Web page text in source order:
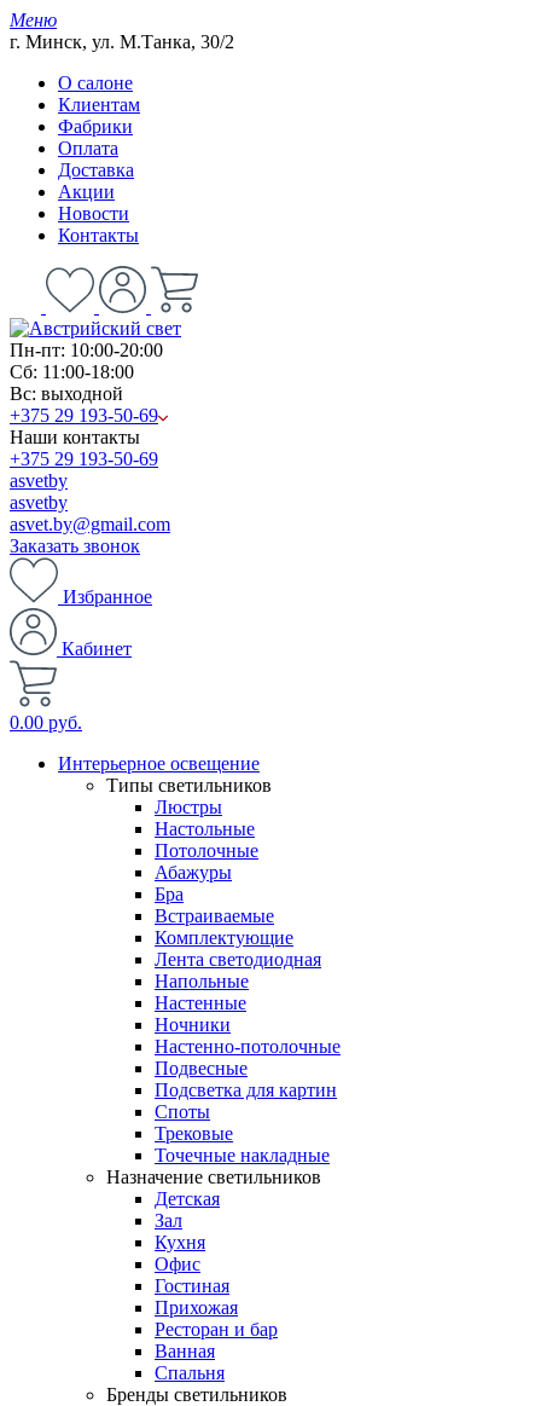
Меню
г. Минск, ул. М.Танка, 30/2
О салоне
Клиентам
Фабрики
Оплата
Доставка
Акции
Новости
Контакты
Пн-пт: 10:00-20:00
Сб: 11:00-18:00
Вс: выходной
+375 29 193-50-69
Наши контакты
+375 29 193-50-69
asvetby
asvetby
asvet.by@gmail.com
Заказать звонок
Избранное
Кабинет
0.00 руб.
Интерьерное освещение
Типы светильников
Люстры
Настольные
Потолочные
Абажуры
Бра
Встраиваемые
Комплектующие
Лента светодиодная
Напольные
Настенные
Ночники
Настенно-потолочные
Подвесные
Подсветка для картин
Споты
Трековые
Точечные накладные
Назначение светильников
Детская
Зал
Кухня
Офис
Гостиная
Прихожая
Ресторан и бар
Ванная
Спальня
Бренды светильников